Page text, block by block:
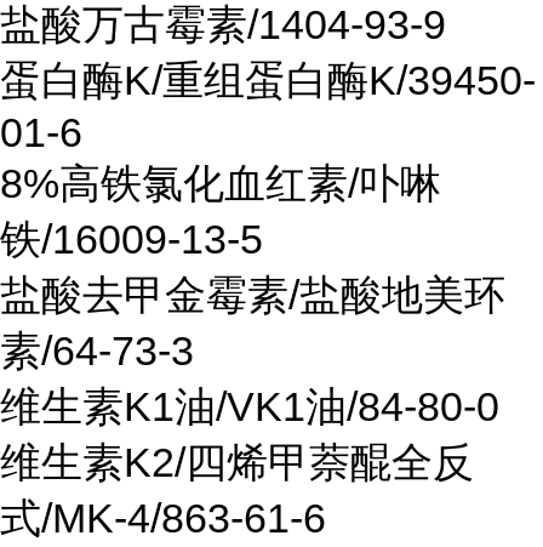
盐酸万古霉素/1404-93-9
蛋白酶K/重组蛋白酶K/39450-
01-6
8%高铁氯化血红素/卟啉
铁/16009-13-5
盐酸去甲金霉素/盐酸地美环
素/64-73-3
维生素K1油/VK1油/84-80-0
维生素K2/四烯甲萘醌全反
式/MK-4/863-61-6